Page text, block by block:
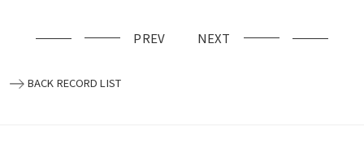
PREV NEXT
BACK RECORD LIST